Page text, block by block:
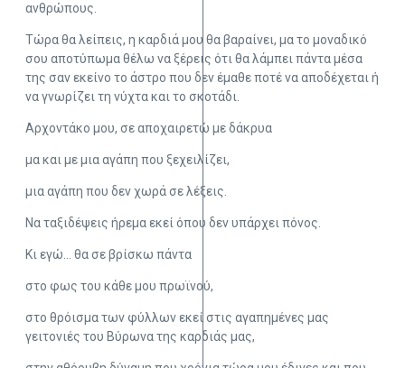
ανθρώπους.
Τώρα θα λείπεις, η καρδιά μου θα βαραίνει, μα το μοναδικό
σου αποτύπωμα θέλω να ξέρεις ότι θα λάμπει πάντα μέσα
της σαν εκείνο το άστρο που δεν έμαθε ποτέ να αποδέχεται ή
να γνωρίζει τη νύχτα και το σκοτάδι.
Αρχοντάκο μου, σε αποχαιρετώ με δάκρυα
μα και με μια αγάπη που ξεχειλίζει,
μια αγάπη που δεν χωρά σε λέξεις.
Να ταξιδέψεις ήρεμα εκεί όπου δεν υπάρχει πόνος.
Κι εγώ… θα σε βρίσκω πάντα
στο φως του κάθε μου πρωϊνού,
στο θρόισμα των φύλλων εκεί στις αγαπημένες μας
γειτονιές του Βύρωνα της καρδιάς μας,